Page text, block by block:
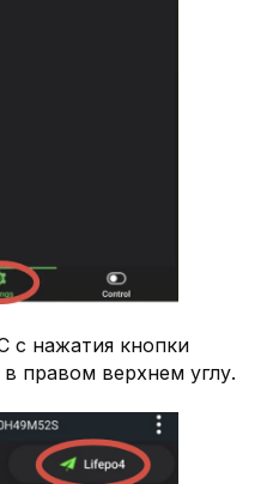
с нажатия кнопки
правом верхнем углу.